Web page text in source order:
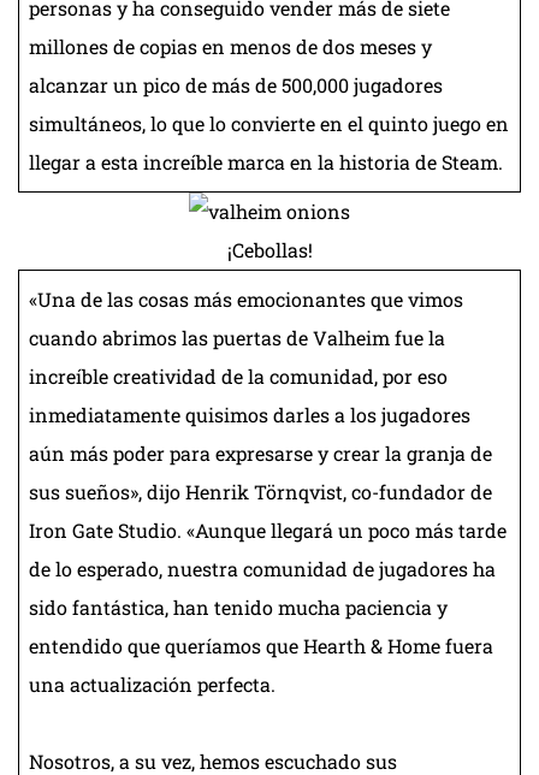
personas y ha conseguido vender más de siete
millones de copias en menos de dos meses y
alcanzar un pico de más de 500,000 jugadores
simultáneos, lo que lo convierte en el quinto juego en
llegar a esta increíble marca en la historia de Steam.
¡Cebollas!
«Una de las cosas más emocionantes que vimos
cuando abrimos las puertas de Valheim fue la
increíble creatividad de la comunidad, por eso
inmediatamente quisimos darles a los jugadores
aún más poder para expresarse y crear la granja de
sus sueños», dijo Henrik Törnqvist, co-fundador de
Iron Gate Studio. «Aunque llegará un poco más tarde
de lo esperado, nuestra comunidad de jugadores ha
sido fantástica, han tenido mucha paciencia y
entendido que queríamos que Hearth & Home fuera
una actualización perfecta.
Nosotros, a su vez, hemos escuchado sus